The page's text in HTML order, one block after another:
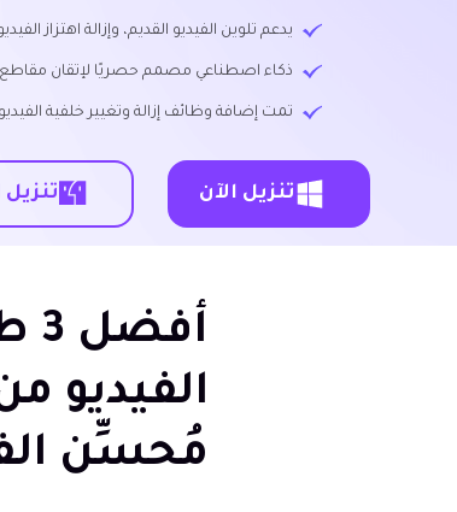
يدعم تلوين الفيديو القديم، وإزالة اهتزاز
ذكاء اصطناعي مصمم حصريًا لإتقان مقاطع
تمت إضافة وظائف إزالة وتغيير خلفية
تنزيل الآن تنزيل
مُحسِّن